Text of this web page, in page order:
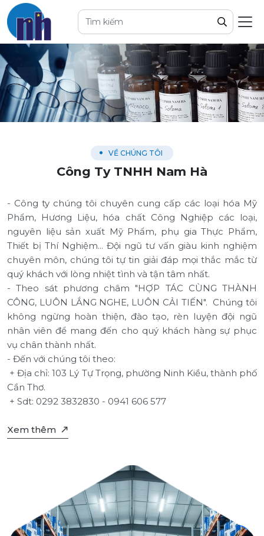
VỀ CHÚNG TÔI
Công Ty TNHH Nam Hà
- Công ty chúng tôi chuyên cung cấp các loại hóa Mỹ
Phẩm, Hương Liệu, hóa chất Công Nghiệp các loại,
nguyên liệu sản xuất Mỹ Phẩm, phụ gia Thực Phẩm,
Thiết bị Thí Nghiệm... Đội ngũ tư vấn giàu kinh nghiệm
chuyên môn, chúng tôi tự tin giải đáp mọi thắc mắc từ
quý khách với lòng nhiệt tình và tận tâm nhất.
- Theo sát phương châm "HỢP TÁC CÙNG THÀNH
CÔNG, LUÔN LẮNG NGHE, LUÔN CẢI TIẾN". Chúng tôi
không ngừng hoàn thiện, đào tạo, rèn luyện đội ngũ
nhân viên để mang đến cho quý khách hàng sự phục
vụ chân thành nhất.
- Đến với chúng tôi theo:
+ Địa chỉ: 103 Lý Tự Trọng, phường Ninh Kiều, thành phố
Cần Thơ.
+ Sdt: 0292 3832830 - 0941 606 577
Xem thêm